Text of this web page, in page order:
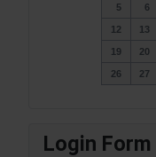
5 6
12 13
19 20
26 27
Login Form